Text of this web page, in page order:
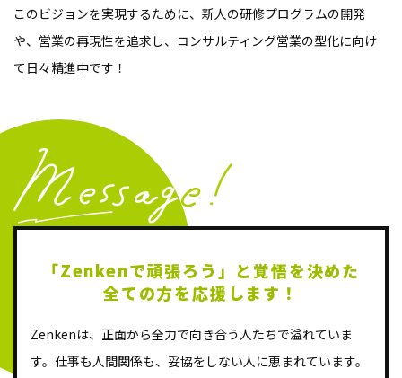
このビジョンを実現するために、新人の研修プログラムの開発
や、営業の再現性を追求し、コンサルティング営業の型化に向け
て日々精進中です！
「Zenkenで頑張ろう」と覚悟を決めた
全ての方を応援します！
Zenkenは、正面から全力で向き合う人たちで溢れていま
す。仕事も人間関係も、妥協をしない人に恵まれています。